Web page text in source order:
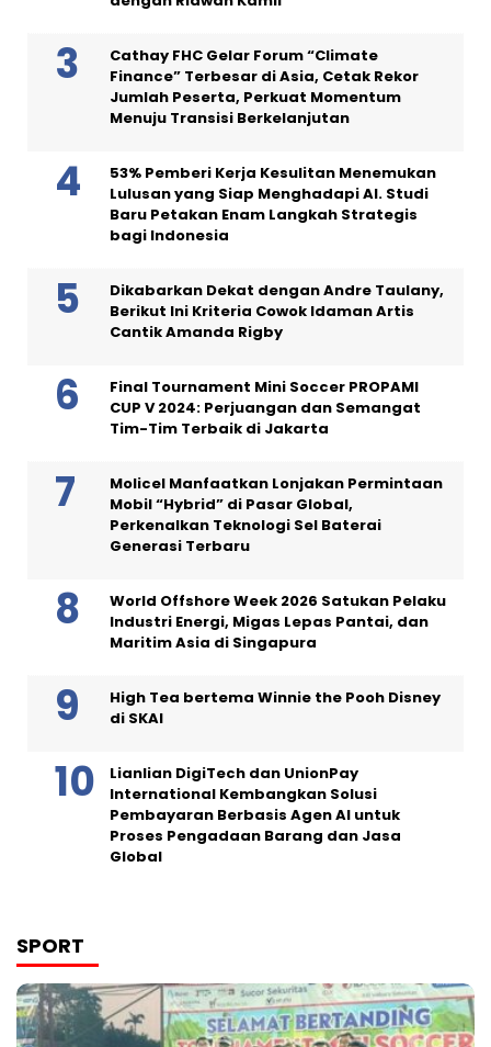
Cathay FHC Gelar Forum “Climate
Finance” Terbesar di Asia, Cetak Rekor
Jumlah Peserta, Perkuat Momentum
Menuju Transisi Berkelanjutan
53% Pemberi Kerja Kesulitan Menemukan
Lulusan yang Siap Menghadapi AI. Studi
Baru Petakan Enam Langkah Strategis
bagi Indonesia
Dikabarkan Dekat dengan Andre Taulany,
Berikut Ini Kriteria Cowok Idaman Artis
Cantik Amanda Rigby
Final Tournament Mini Soccer PROPAMI
CUP V 2024: Perjuangan dan Semangat
Tim-Tim Terbaik di Jakarta
Molicel Manfaatkan Lonjakan Permintaan
Mobil “Hybrid” di Pasar Global,
Perkenalkan Teknologi Sel Baterai
Generasi Terbaru
World Offshore Week 2026 Satukan Pelaku
Industri Energi, Migas Lepas Pantai, dan
Maritim Asia di Singapura
High Tea bertema Winnie the Pooh Disney
di SKAI
Lianlian DigiTech dan UnionPay
International Kembangkan Solusi
Pembayaran Berbasis Agen AI untuk
Proses Pengadaan Barang dan Jasa
Global
SPORT